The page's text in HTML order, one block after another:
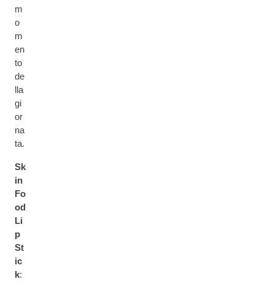
m
o
m
en
to
de
lla
gi
or
na
ta.
Sk
in
Fo
od
Li
p
St
ic
k: